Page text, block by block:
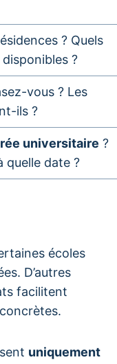
? Quels
?
vous ? Les
ils ?
universitaire ?
quelle date ?
écoles
D’autres
facilitent
uniquement